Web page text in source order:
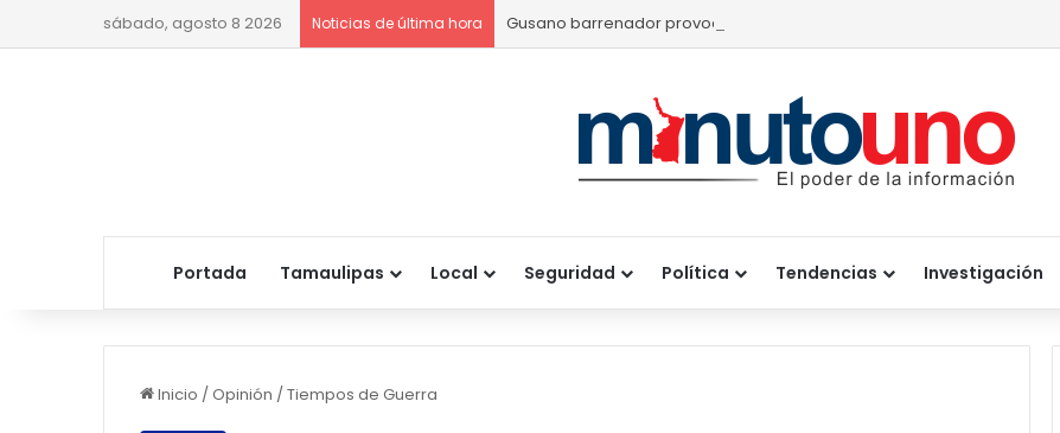
sábado, agosto 8 2026 Noticias de última hora Gusano barrenador provoca pérdidas de hasta 4 mil pesos por becerro
Portada Tamaulipas Local Seguridad Política Tendencias Investigación
Inicio /Opinión /Tiempos de Guerra